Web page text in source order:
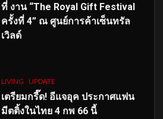
ที่ งาน “The Royal Gift Festival
ครั้งที่ 4” ณ ศูนย์การค้าเซ็นทรัล
เวิลด์
LIVING UPDATE
เตรียมกรี๊ด! อีแจอุค ประกาศแฟน
มีตติ้งในไทย 4 กพ 66 นี้